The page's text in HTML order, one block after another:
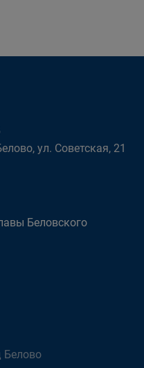
ул. Советская, 21
Беловского
Белово